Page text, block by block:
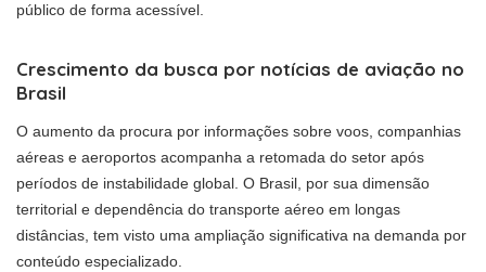
público de forma acessível.
Crescimento da busca por notícias de aviação no
Brasil
O aumento da procura por informações sobre voos, companhias
aéreas e aeroportos acompanha a retomada do setor após
períodos de instabilidade global. O Brasil, por sua dimensão
territorial e dependência do transporte aéreo em longas
distâncias, tem visto uma ampliação significativa na demanda por
conteúdo especializado.